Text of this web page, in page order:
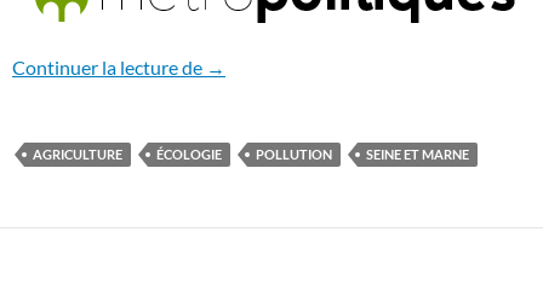
Continuer la lecture de Les enjeux de la nouvelle cartographie
→
AGRICULTURE ÉCOLOGIE POLLUTION SEINE ET MARNE